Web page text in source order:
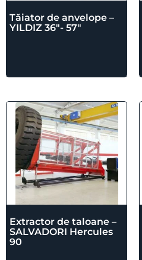
Tăiator de anvelope –
YILDIZ 36″- 57″
Extractor de taloane –
SALVADORI Hercules
90